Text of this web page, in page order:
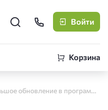
Войти
Корзина
Небольшое обновление в программе реселлинга: тарифы Реселлинг-8.0